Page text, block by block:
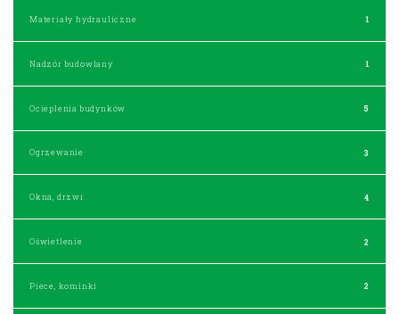
Materiały hydrauliczne 1
Nadzór budowlany 1
Ocieplenia budynków 5
Ogrzewanie 3
Okna, drzwi 4
Oświetlenie 2
Piece, kominki 2